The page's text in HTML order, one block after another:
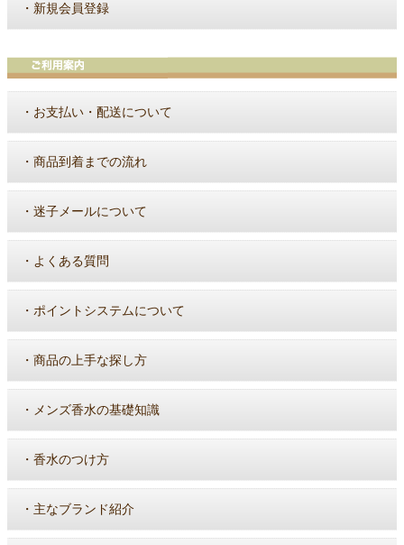
・ 新規会員登録
・ お支払い・配送について
・ 商品到着までの流れ
・ 迷子メールについて
・ よくある質問
・ ポイントシステムについて
・ 商品の上手な探し方
・ メンズ香水の基礎知識
・ 香水のつけ方
・ 主なブランド紹介